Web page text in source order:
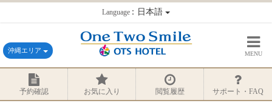
Language：日本語
沖縄エリア MENU
予約確認 お気に入り 閲覧履歴 サポート・FAQ